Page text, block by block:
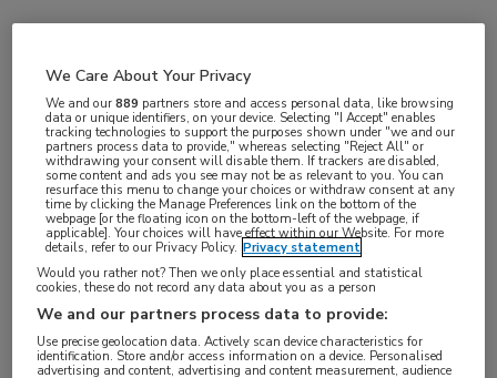
De combinatie van androgeendeprivatietherapie
(ADT), docetaxel en abirateron verbetert de
Oncologie,Urologie
Aandachtsgebieden:
Uro-oncologie
Tags:
abirateron
We Care About Your Privacy
We and our889 partners store and access personal data, like browsing
data or unique identifiers, on your device. Selecting "I Accept" enables
tracking technologies to support the purposes shown under "we and our
partners process data to provide," whereas selecting "Reject All" or
withdrawing your consent will disable them. If trackers are disabled,
some content and ads you see may not be as relevant to you. You can
resurface this menu to change your choices or withdraw consent at any
time by clicking the Manage Preferences link on the bottom of the
webpage [or the floating icon on the bottom-left of the webpage, if
applicable]. Your choices will have effect within our Website. For more
details, refer to our Privacy Policy. Privacy statement
Would you rather not? Then we only place essential and statistical
cookies, these do not record any data about you as a person
We and our partners process data to provide:
Use precise geolocation data. Actively scan device characteristics for
identification. Store and/or access information on a device. Personalised
advertising and content, advertising and content measurement, audience